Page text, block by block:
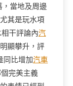
，當地及周邊
其是玩水項
相干評論內汽
顯攀升，評
同比增加汽車
完美主義